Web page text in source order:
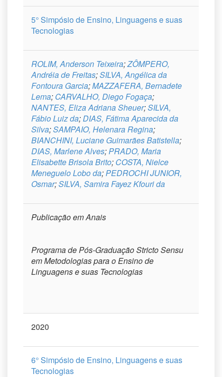
5° Simpósio de Ensino, Linguagens e suas
Tecnologias
ROLIM, Anderson Teixeira;ZÔMPERO,
Andréia de Freitas;SILVA, Angélica da
Fontoura Garcia;MAZZAFERA, Bernadete
Lema; CARVALHO, Diego Fogaça;
NANTES, Eliza Adriana Sheuer;SILVA,
Fábio Luiz da;DIAS, Fátima Aparecida da
Silva;SAMPAIO, Helenara Regina;
BIANCHINI, Luciane Guimarães Batistella;
DIAS, Marlene Alves;PRADO, Maria
Elisabette Brisola Brito; COSTA, Nielce
Meneguelo Lobo da;PEDROCHI JUNIOR,
Osmar;SILVA, Samira Fayez Kfouri da
Publicação em Anais
Programa de Pós-Graduação Stricto Sensu
em Metodologias para o Ensino de
Linguagens e suas Tecnologias
2020
6° Simpósio de Ensino, Linguagens e suas
Tecnologias